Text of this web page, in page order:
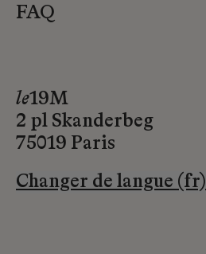
FAQ
le19M
2 pl Skanderbeg
75019 Paris
Changer de langue (fr)